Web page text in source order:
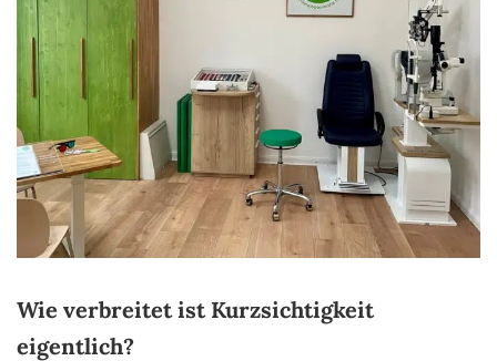
Wie verbreitet ist Kurzsichtigkeit
eigentlich?